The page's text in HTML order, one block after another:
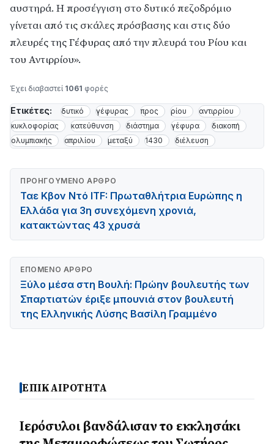
αυστηρά. Η προσέγγιση στο δυτικό πεζοδρόμιο
γίνεται από τις σκάλες πρόσβασης και στις δύο
πλευρές της Γέφυρας από την πλευρά του Ρίου και
του Αντιρρίου».
Έχει διαβαστεί 1061 φορές
Ετικέτες: δυτικό γέφυρας προς ρίου
αντιρρίου
κυκλοφορίας
κατεύθυνση διάστημα γέφυρα
διακοπή
ολυμπιακής
απριλίου μεταξύ 1430 διέλευση
ΠΡΟΗΓΟΎΜΕΝΟ ΆΡΘΡΟ
Ταε Κβον Ντό ITF: Πρωταθλήτρια Ευρώπης η
Ελλάδα για 3η συνεχόμενη χρονιά,
κατακτώντας 43 χρυσά
ΕΠΌΜΕΝΟ ΆΡΘΡΟ
Ξύλο μέσα στη Βουλή: Πρώην βουλευτής των
Σπαρτιατών έριξε μπουνιά στον βουλευτή
της Ελληνικής Λύσης Βασίλη Γραμμένο
ΕΠΙΚΑΙΡΟΤΗΤΑ
Ιερόσυλοι βανδάλισαν το εκκλησάκι